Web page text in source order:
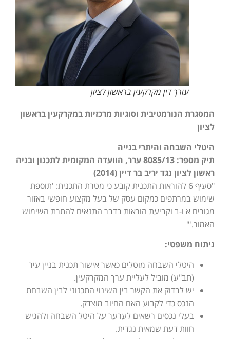
עורך דין מקרקעין בראשון לציון
המסגרת הנורמטיבית וסוגיות מרכזיות במקרקעין בראשון
לציון
היטלי השבחה והיתרי בנייה
תיק מספר: 8085/13 ערר, הוועדה המקומית לתכנון ובניה
ראשון לציון נגד יריב בר דיין (2014)
"סעיף 6 להוראות התכנית קובע כי מטרת התכנית: 'תוספת
שימוש במרתפים כמקום עסק של בעל מקצוע חופשי באזור
מגורים א ו-ב וקביעת הוראות בדבר התנאים להתרת השימוש
האמור.'"
ניתוח משפטי:
היטלי השבחה מוטלים כאשר אישור תכנית בניין עיר
(תב"ע) מוביל לעליית ערך המקרקעין.
יש לבדוק את הקשר בין השינוי התכנוני לבין השבחת
הנכס כדי לקבוע האם החיוב מוצדק.
בעלי נכסים רשאים לערער על היטל השבחה ולהגיש
חוות דעת שמאית נגדית.